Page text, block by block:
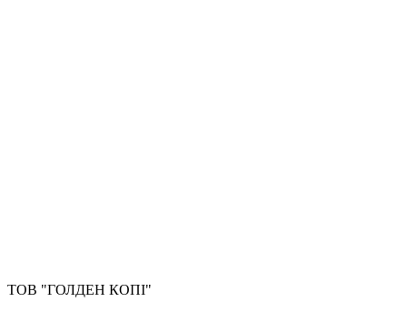
ТОВ "ГОЛДЕН КОПІ"